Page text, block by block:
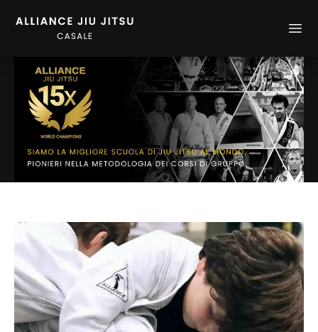
Alliance Casale